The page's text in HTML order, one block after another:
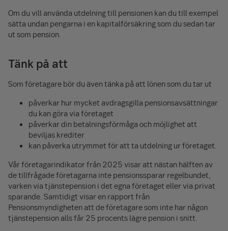
Om du vill använda utdelning till pensionen kan du till exempel
sätta undan pengarna i en kapital­försäkring som du sedan tar
ut som pension.
Tänk på att
Som företagare bör du även tänka på att lönen som du tar ut
påverkar hur mycket avdragsgilla pensionsavsättningar
du kan göra via företaget
påverkar din betalningsförmåga och möjlighet att
beviljas krediter
kan påverka utrymmet för att ta utdelning ur företaget.
Vår företagarindikator från 2025 visar att nästan hälften av
de tillfrågade företagarna inte pensionssparar regelbundet,
varken via tjänstepension i det egna företaget eller via privat
sparande. Samtidigt visar en rapport från
Pensionsmyndigheten att de företagare som inte har någon
tjänstepension alls får 25 procents lägre pension i snitt.